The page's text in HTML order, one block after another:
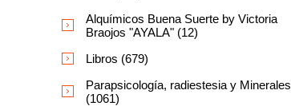
Alquímicos Buena Suerte by Victoria
Braojos "AYALA" (12)
Libros (679)
Parapsicología, radiestesia y Minerales
(1061)